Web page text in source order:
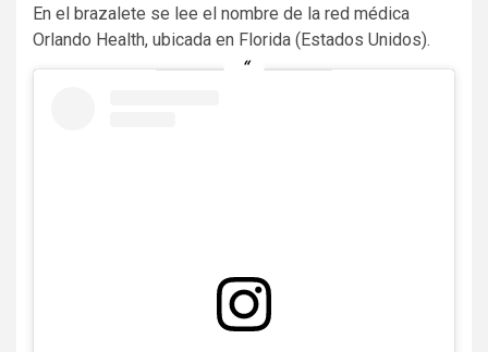
En el brazalete se lee el nombre de la red médica
Orlando Health, ubicada en Florida (Estados Unidos).